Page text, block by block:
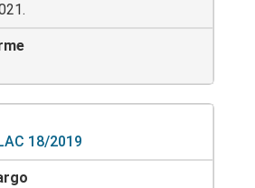
18/2019